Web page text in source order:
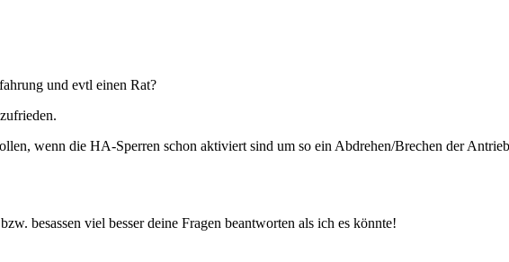
und evtl einen Rat?
wenn die HA-Sperren schon aktiviert sind um so ein Abdrehen/Brechen der
besassen viel besser deine Fragen beantworten als ich es könnte!